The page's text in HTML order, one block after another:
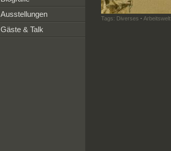
Ausstellungen
Gäste & Talk
Tags: Diverses · Arbeitswelt